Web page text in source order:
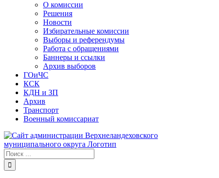
О комиссии
Решения
Новости
Избирательные комиссии
Выборы и референдумы
Работа с обращениями
Баннеры и ссылки
Архив выборов
ГОиЧС
КСК
КДН и ЗП
Архив
Транспорт
Военный комиссариат
Результат
поиска: